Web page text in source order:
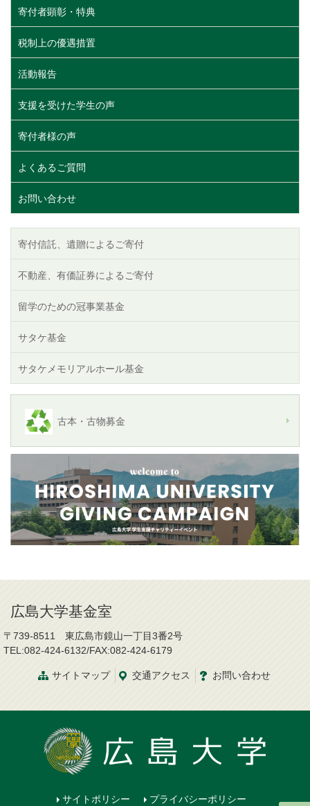
寄付者顕彰・特典
税制上の優遇措置
活動報告
支援を受けた学生の声
寄付者様の声
よくあるご質問
お問い合わせ
寄付信託、遺贈によるご寄付
不動産、有価証券によるご寄付
留学のための冠事業基金
サタケ基金
サタケメモリアルホール基金
古本・古物募金
広島大学基金室
〒739-8511 東広島市鏡山一丁目3番2号
TEL:082-424-6132/FAX:082-424-6179
サイトマップ 交通アクセス お問い合わせ
サイトポリシー プライバシーポリシー